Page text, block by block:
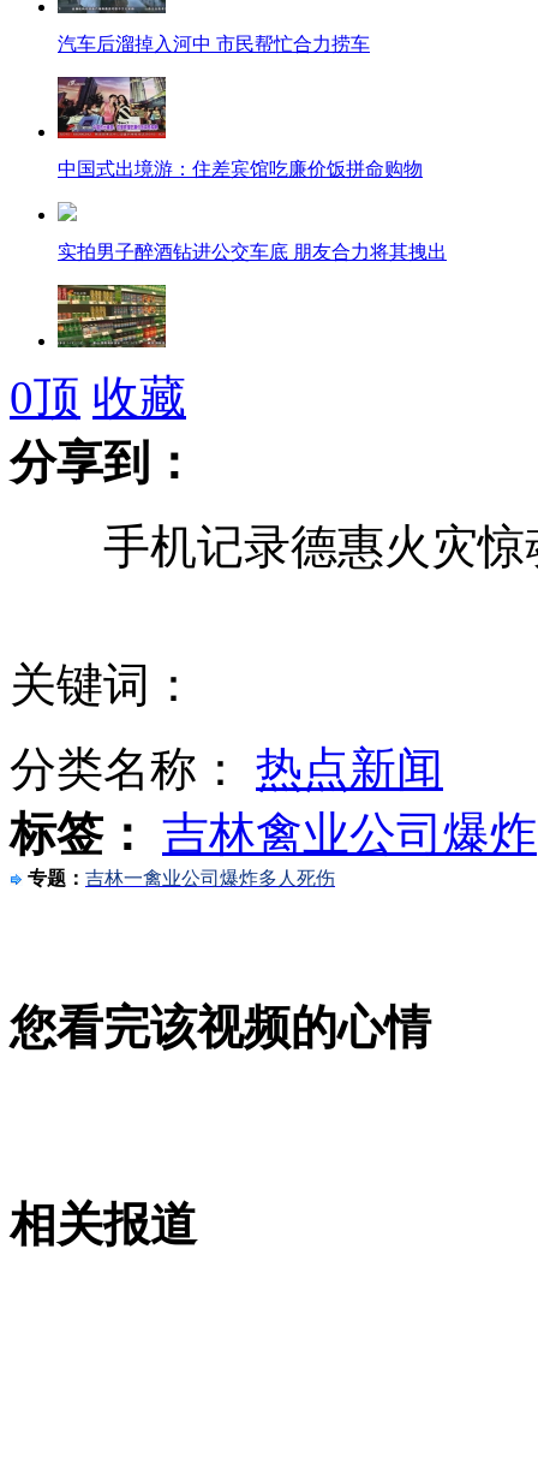
汽车后溜掉入河中 市民帮忙合力捞车
中国式出境游：住差宾馆吃廉价饭拼命购物
实拍男子醉酒钻进公交车底 朋友合力将其拽出
曝碳酸饮料腐蚀牙齿堪比冰毒
为免洗碗用西瓜皮打饭 奇葩"西瓜哥"走红
"高考房"走俏 部分钟点房已不接受预订
川大教授研发出"刷女神器" 拍照获取女生信息
女孩北京地铁殴打老人 痛下狠手拳打脚踢
0顶 收藏
分享到：
手机记录德惠火灾惊
关键词：
分类名称： 热点新闻
标签： 吉林禽业公司爆炸
专题： 吉林一禽业公司爆炸多人死伤
您看完该视频的心情
相关报道